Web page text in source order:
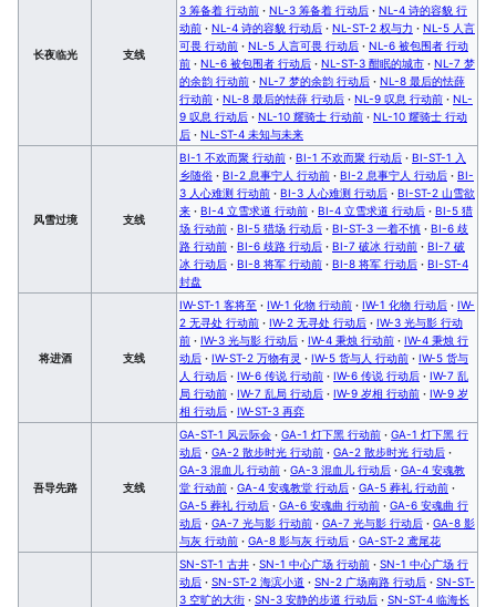
长夜临光 支线
3 筹备着 行动前 · NL-3 筹备着 行动后 · NL-4 诗的容貌 行
动前 · NL-4 诗的容貌 行动后 · NL-ST-2 权与力 · NL-5 人言
可畏 行动前 · NL-5 人言可畏 行动后 · NL-6 被包围者 行动
前 · NL-6 被包围者 行动后 · NL-ST-3 酣眠的城市 · NL-7 梦
的余韵 行动前 · NL-7 梦的余韵 行动后 · NL-8 最后的怯薛
行动前 · NL-8 最后的怯薛 行动后 · NL-9 叹息 行动前 · NL-
9 叹息 行动后 · NL-10 耀骑士 行动前 · NL-10 耀骑士 行动
后 · NL-ST-4 未知与未来
风雪过境 支线
BI-1 不欢而聚 行动前 · BI-1 不欢而聚 行动后 · BI-ST-1 入
乡随俗 · BI-2 息事宁人 行动前 · BI-2 息事宁人 行动后 · BI-
3 人心难测 行动前 · BI-3 人心难测 行动后 · BI-ST-2 山雪欲
来 · BI-4 立雪求道 行动前 · BI-4 立雪求道 行动后 · BI-5 猎
场 行动前 · BI-5 猎场 行动后 · BI-ST-3 一着不慎 · BI-6 歧
路 行动前 · BI-6 歧路 行动后 · BI-7 破冰 行动前 · BI-7 破
冰 行动后 · BI-8 将军 行动前 · BI-8 将军 行动后 · BI-ST-4
封盘
将进酒 支线
IW-ST-1 客将至 · IW-1 化物 行动前 · IW-1 化物 行动后 · IW-
2 无寻处 行动前 · IW-2 无寻处 行动后 · IW-3 光与影 行动
前 · IW-3 光与影 行动后 · IW-4 秉烛 行动前 · IW-4 秉烛 行
动后 · IW-ST-2 万物有灵 · IW-5 货与人 行动前 · IW-5 货与
人 行动后 · IW-6 传说 行动前 · IW-6 传说 行动后 · IW-7 乱
局 行动前 · IW-7 乱局 行动后 · IW-9 岁相 行动前 · IW-9 岁
相 行动后 · IW-ST-3 再弈
吾导先路 支线
GA-ST-1 风云际会 · GA-1 灯下黑 行动前 · GA-1 灯下黑 行
动后 · GA-2 散步时光 行动前 · GA-2 散步时光 行动后 ·
GA-3 混血儿 行动前 · GA-3 混血儿 行动后 · GA-4 安魂教
堂 行动前 · GA-4 安魂教堂 行动后 · GA-5 葬礼 行动前 ·
GA-5 葬礼 行动后 · GA-6 安魂曲 行动前 · GA-6 安魂曲 行
动后 · GA-7 光与影 行动前 · GA-7 光与影 行动后 · GA-8 影
与灰 行动前 · GA-8 影与灰 行动后 · GA-ST-2 鸢尾花
SN-ST-1 古井 · SN-1 中心广场 行动前 · SN-1 中心广场 行
动后 · SN-ST-2 海滨小道 · SN-2 广场南路 行动后 · SN-ST-
3 空旷的大街 · SN-3 安静的步道 行动后 · SN-ST-4 临海长